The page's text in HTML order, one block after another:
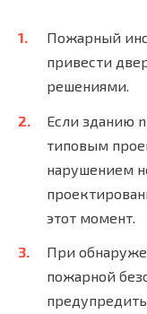
Пожарный
привести
решениями.
Если зданию
типовым
нарушением
этот момент.
При
пожарной